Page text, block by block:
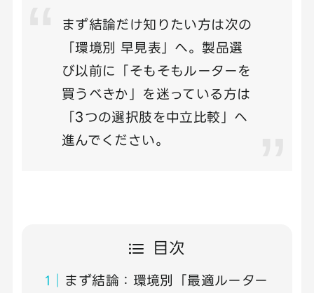
まず結論だけ知りたい方は次の
「環境別 早見表」へ。製品選
び以前に「そもそもルーターを
買うべきか」を迷っている方は
「3つの選択肢を中立比較」へ
進んでください。
目次
まず結論：環境別「最適ルーター